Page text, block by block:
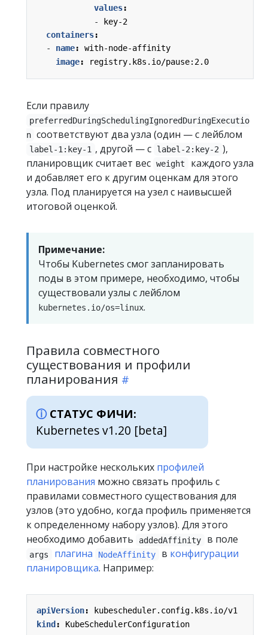
values:
-
key-2
containers:
- name:
with-node-affinity
image: registry.k8s.io/pause:2.0
Если правилу
preferredDuringSchedulingIgnoredDuringExecutio
n соответствуют два узла (один — с лейблом
label-1:key-1 , другой — с label-2:key-2 ),
планировщик считает вес weight
каждого узла
и добавляет его к другим оценкам для этого
узла. Под планируется на узел с наивысшей
итоговой оценкой.
Примечание:
Чтобы Kubernetes смог запланировать
поды в этом примере, необходимо, чтобы
существовали узлы с лейблом
kubernetes.io/os=linux.
Правила совместного
существования и профили
планирования
СТАТУС ФИЧИ:
Kubernetes v1.20 [beta]
При настройке нескольких профилей
планирования можно связать профиль с
правилами совместного существования для
узлов (это удобно, когда профиль применяется
к определенному набору узлов). Для этого
необходимо добавить
addedAffinity в поле
args плагина NodeAffinity в конфигурации
планировщика. Например:
apiVersion:
kubescheduler.config.k8s.io/v1
kind : KubeSchedulerConfiguration